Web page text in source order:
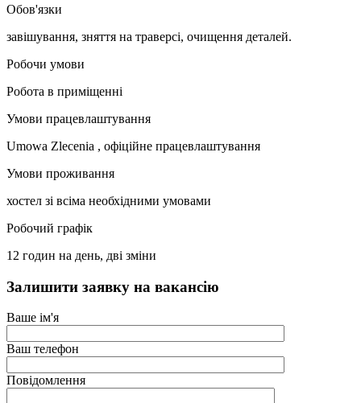
Обов'язки
завішування, зняття на траверсі, очищення деталей.
Робочи умови
Робота в приміщенні
Умови працевлаштування
Umowa Zlecenia , офіційне працевлаштування
Умови проживання
хостел зі всіма необхідними умовами
Робочий графік
12 годин на день, дві зміни
Залишити заявку на вакансію
Ваше ім'я
Ваш телефон
Повідомлення